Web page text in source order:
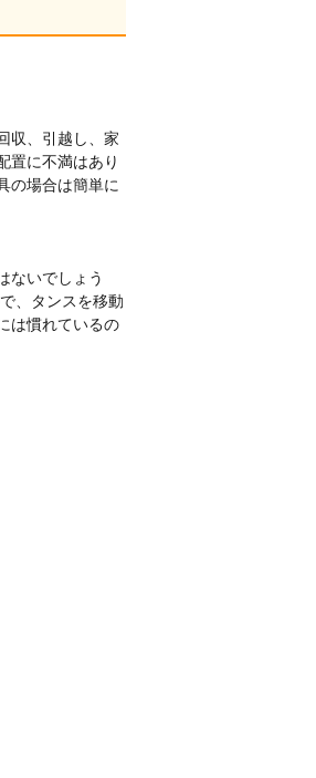
収、引越し、家
置に不満はあり
の場合は簡単に
ないでしょう
、タンスを移動
は慣れているの